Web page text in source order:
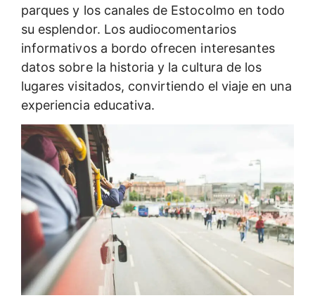
parques y los canales de Estocolmo en todo
su esplendor. Los audiocomentarios
informativos a bordo ofrecen interesantes
datos sobre la historia y la cultura de los
lugares visitados, convirtiendo el viaje en una
experiencia educativa.